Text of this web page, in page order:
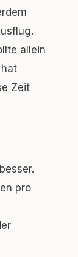
allein
Zeit
pro